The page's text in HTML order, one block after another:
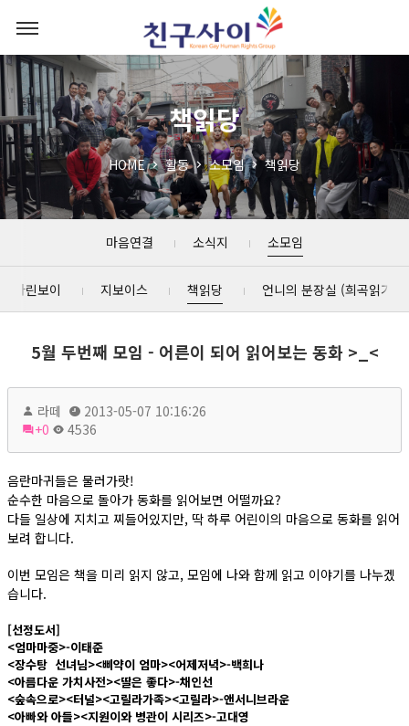
책읽당
HOME 활동 소모임 책읽당
마음연결 소식지 소모임
마린보이 지보이스 책읽당 언니의 분장실 (희곡읽기)
5월 두번째 모임 - 어른이 되어 읽어보는 동화 >_<
라떼
2013-05-07 10:16:26
+0
4536
음란마귀들은 물러가랏!
순수한 마음으로 돌아가 동화를 읽어보면 어떨까요?
다들 일상에 지치고 찌들어있지만, 딱 하루 어린이의 마음으로 동화를 읽어
보려 합니다.
이번 모임은 책을 미리 읽지 않고, 모임에 나와 함께 읽고 이야기를 나누겠
습니다.
[선정도서]
<엄마마중>-이태준
<장수탕 선녀님><삐약이 엄마><어제저녁>-백희나
<아름다운 가치사전><딸은 좋다>-채인선
<숲속으로><터널><고릴라가족><고릴라>-앤서니브라운
<아빠와 아들><지원이와 병관이 시리즈>-고대영